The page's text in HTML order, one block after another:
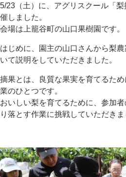
5/23（土）に、アグリスクール「
催しました。
会場は上籠谷町の山口果樹園です。
はじめに、園主の山口さんから梨
いて説明をしていただきました。
摘果とは、良質な果実を育てるた
業のひとつです。
おいしい梨を育てるために、参加
り落とす作業に挑戦していただきま